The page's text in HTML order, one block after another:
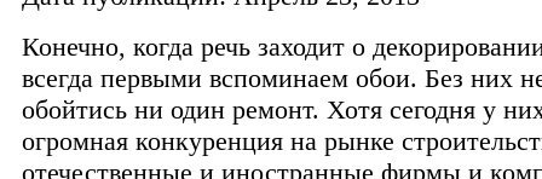
Конечно, когда речь заходит о
всегда первыми вспоминаем обои. Без них
обойтись ни один ремонт. Хотя сегодня у
огромная конкуренция на рынке
отечественные и иностранные фирмы и